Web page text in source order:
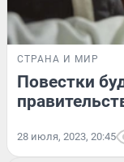
СТРАНА И МИР
Повестки
28 июля, 2023, 20:45